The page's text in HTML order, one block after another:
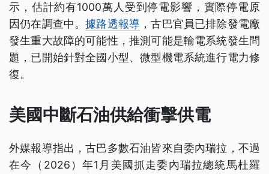
示，估計約有1000萬人受到停電影響，實際停電原
因仍在調查中。據路透報導 ，古巴官員已排除發電廠
發生重大故障的可能性，推測可能是輸電系統發生問
題，已開始針對全國小型、微型機電系統進行電力修
復。
美國中斷石油供給衝擊供電
外媒報導指出，古巴多數石油皆來自委內瑞拉，不過
在今（2026）年1月美國抓走委內瑞拉總統馬杜羅